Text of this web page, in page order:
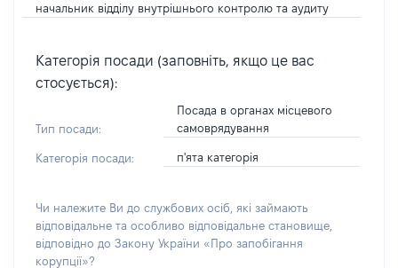
начальник відділу внутрішнього контролю та аудиту
Категорія посади (заповніть, якщо це вас
стосується):
Тип посади:
Посада в органах місцевого
самоврядування
Категорія посади: п'ята категорія
Чи належите Ви до службових осіб, які займають
відповідальне та особливо відповідальне становище,
відповідно до Закону України «Про запобігання
корупції»?